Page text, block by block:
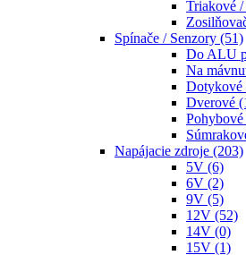
Triakové
Spínače / Senzory (51)
Do ALU
Na
Dotykové
Dverové
Pohybové
Napájacie zdroje (203)
5V (6)
6V (2)
9V (5)
12V (52)
14V (0)
15V (1)